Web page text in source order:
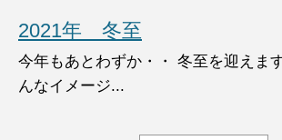
2021年 冬至
今年もあとわずか・・ 冬至を迎えま
んなイメージ...